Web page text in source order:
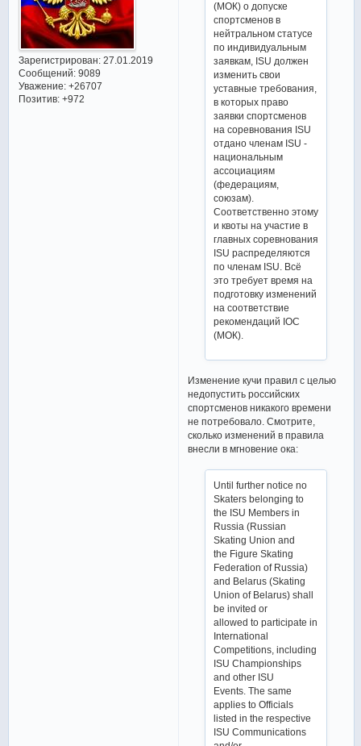
Зарегистрирован: 27.01.2019
Сообщений:9089
Уважение: +26707
Позитив: +972
(МОК) о допуске
спортсменов в
нейтральном статусе
по индивидуальным
заявкам, ISU должен
изменить свои
уставные требования,
в которых право
заявки спортсменов
на соревнования ISU
отдано членам ISU -
национальным
ассоциациям
(федерациям,
союзам).
Соответственно этому
и квоты на участие в
главных соревнования
ISU распределяются
по членам ISU. Всё
это требует время на
подготовку изменений
на соответствие
рекомендаций IOC
(МОК).
Изменение кучи правил с целью
недопустить российских
спортсменов никакого времени
не потребовало. Смотрите,
сколько изменений в правила
внесли в мгновение ока:
Until further notice no
Skaters belonging to
the ISU Members in
Russia (Russian
Skating Union and
the Figure Skating
Federation of Russia)
and Belarus (Skating
Union of Belarus) shall
be invited or
allowed to participate in
International
Competitions, including
ISU Championships
and other ISU
Events. The same
applies to Officials
listed in the respective
ISU Communications